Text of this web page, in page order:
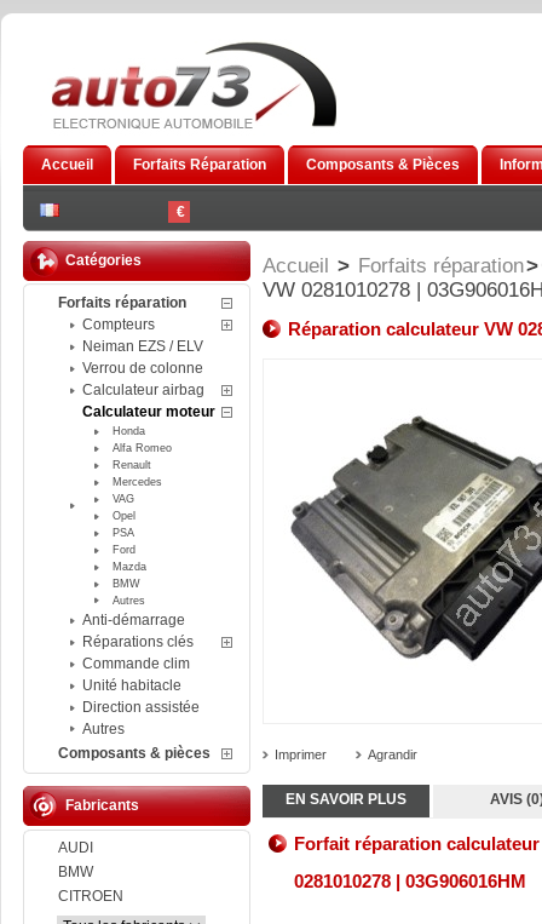
€
Accueil Forfaits Réparation Composants & Pièces
Catégories
Forfaits réparation
Compteurs
Neiman EZS / ELV
Verrou de colonne
Calculateur airbag
Calculateur moteur
Honda
Alfa Romeo
Renault
Mercedes
VAG
Opel
PSA
Ford
Mazda
BMW
Autres
Anti-démarrage
Réparations clés
Commande clim
Unité habitacle
Direction assistée
Autres
Composants & pièces
Fabricants
AUDI
BMW
CITROEN
Accueil > Forfaits réparation>
VW 0281010278 |
Réparation calculateur VW
Imprimer Agrandir
EN SAVOIR PLUS AVIS
Forfait réparation
0281010278 | 03G906016HM